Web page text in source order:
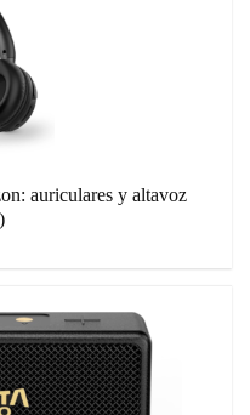
auriculares y altavoz